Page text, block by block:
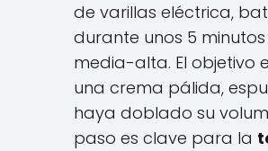
de varillas eléctrica,
durante unos 5
media-alta. El objetivo
una crema pálida,
haya doblado su
paso es clave para la